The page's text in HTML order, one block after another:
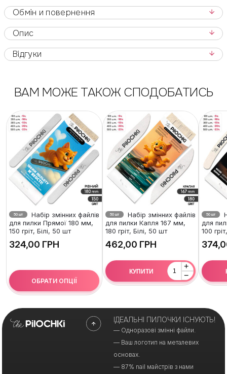
Обмін и повернення
Опис
Відгуки
ВАМ МОЖЕ ТАКОЖ СПОДОБАТИСЬ
50 шт
Набір змінних файлів
для пилки Прямої 180 мм,
150 гріт, Білі, 50 шт
ГРН
ОБРАТИ ОПЦІЇ
50 шт
Набір змінних файлів
для пилки Капля 167 мм,
180 гріт, Білі, 50 шт
ГРН
+
−
КУПИТИ
50 шт
для
100
ІДЕАЛЬНІ ПИЛОЧКИ ІСНУЮТЬ!
— Одноразові змінні файли.
— Ваш логотип на металевих
основах.
— 87% nail майстрів з нами